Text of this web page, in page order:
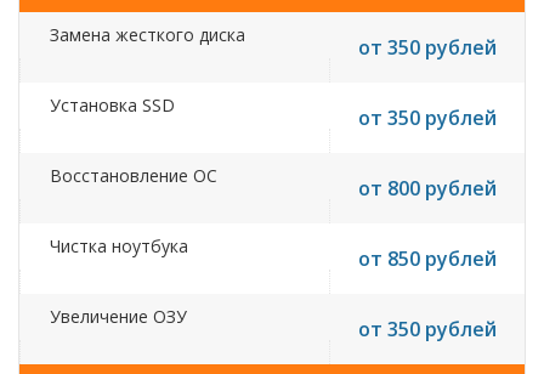
Замена жесткого диска от 350 рублей
Установка SSD от 350 рублей
Восстановление ОС от 800 рублей
Чистка ноутбука от 850 рублей
Увеличение ОЗУ от 350 рублей